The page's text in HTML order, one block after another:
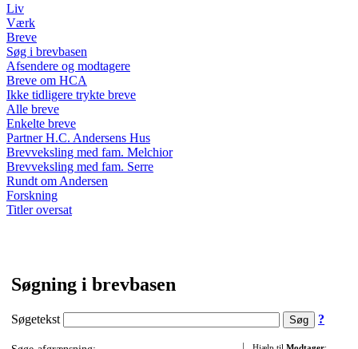
Liv
Værk
Breve
Søg i brevbasen
Afsendere og modtagere
Breve om HCA
Ikke tidligere trykte breve
Alle breve
Enkelte breve
Partner H.C. Andersens Hus
Brevveksling med fam. Melchior
Brevveksling med fam. Serre
Rundt om Andersen
Forskning
Titler oversat
Søgning i brevbasen
Søgetekst ?